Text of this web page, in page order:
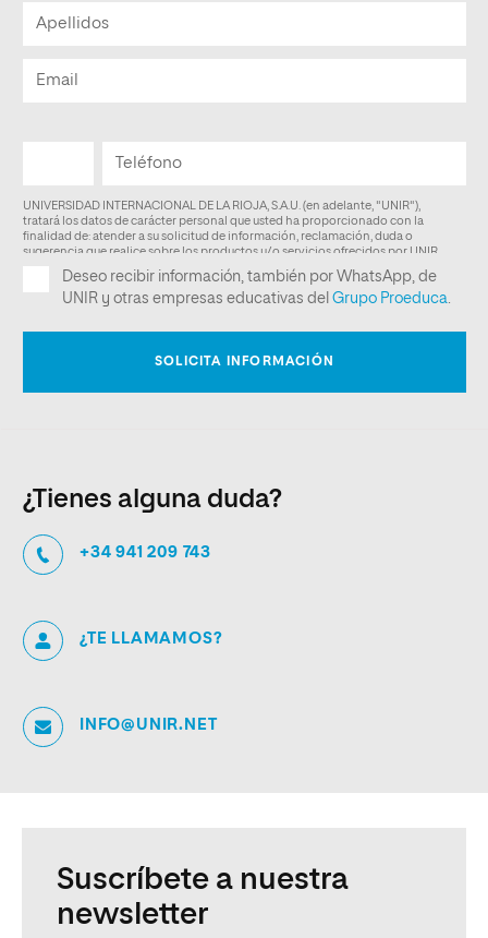
¿Tienes alguna duda?
+34 941 209 743
¿TE LLAMAMOS?
INFO@UNIR.NET
Suscríbete a nuestra
newsletter